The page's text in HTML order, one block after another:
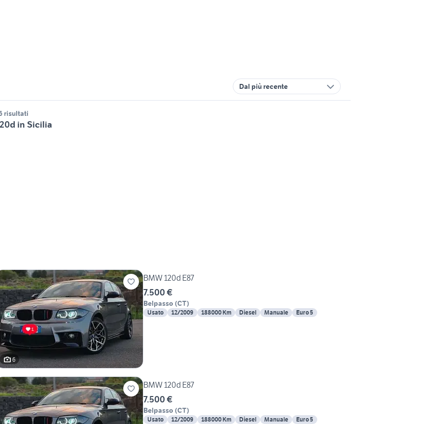
Dal più recente
risultati
in Sicilia
6
BMW 120d E87
7.500 €
Belpasso (CT)
Usato 12/2009 188000 Km Diesel Manuale Euro 5
BMW 120d E87
7.500 €
Belpasso (CT)
Usato 12/2009 188000 Km Diesel Manuale Euro 5